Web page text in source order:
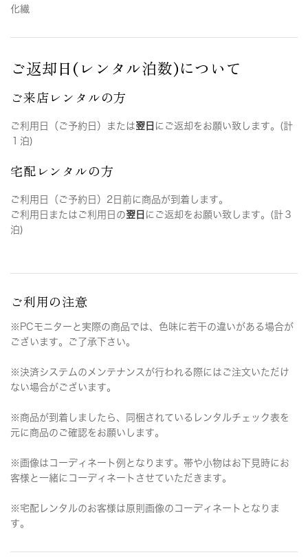
化繊
ご返却日(レンタル泊数)について
ご来店レンタルの方
ご利用日（ご予約日）または翌日 にご返却をお願い致します。(計
１泊)
宅配レンタルの方
ご利用日（ご予約日）2日前に商品が到着します。
ご利用日またはご利用日の翌日 にご返却をお願い致します。(計３
泊)
ご利用の注意
※PCモニターと実際の商品では、色味に若干の違いがある場合が
ございます。ご了承下さい。
※決済システムのメンテナンスが行われる際にはご注文いただけ
ない場合がございます。
※商品が到着しましたら、同梱されているレンタルチェック表を
元に商品のご確認をお願いします。
※画像はコーディネート例となります。帯や小物はお下見時にお
客様と一緒にコーディネートさせていただきます。
※宅配レンタルのお客様は原則画像のコーディネートとなりま
す。